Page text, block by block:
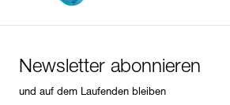
Newsletter abonnieren
und auf dem Laufenden bleiben